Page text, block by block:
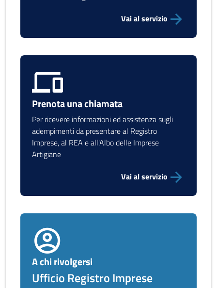
Vai al servizio
Prenota una chiamata
Per ricevere informazioni ed assistenza sugli
adempimenti da presentare al Registro
Imprese, al REA e all'Albo delle Imprese
Artigiane
Vai al servizio
A chi rivolgersi
Ufficio Registro Imprese